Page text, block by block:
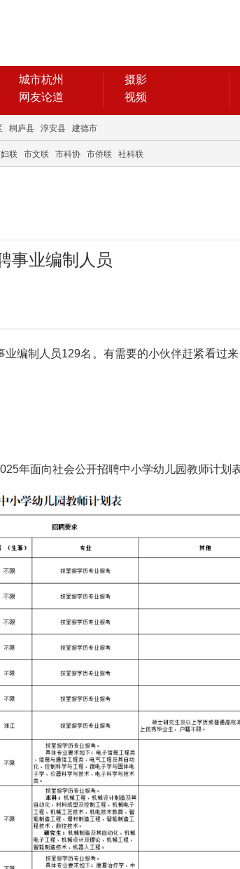
城市杭州
网友论道
摄影
视频
桐庐县 淳安县 建德市
联 市文联 市科协 市侨联 社科联
事业编制人员
编制人员129名。有需要的小伙伴赶紧看过
年面向社会公开招聘中小学幼儿园教师计划表